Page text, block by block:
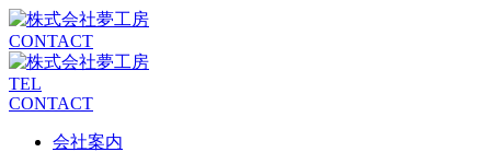
CONTACT
TEL
CONTACT
会社案内